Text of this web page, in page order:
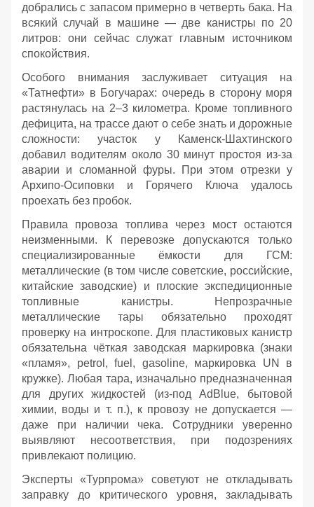
добрались с запасом примерно в четверть бака. На
всякий случай в машине — две канистры по 20
литров: они сейчас служат главным источником
спокойствия.
Особого внимания заслуживает ситуация на
«Татнефти» в Богучарах: очередь в сторону моря
растянулась на 2–3 километра. Кроме топливного
дефицита, на трассе дают о себе знать и дорожные
сложности: участок у Каменск‑Шахтинского
добавил водителям около 30 минут простоя из‑за
аварии и сломанной фуры. При этом отрезки у
Архипо‑Осиповки и Горячего Ключа удалось
проехать без пробок.
Правила провоза топлива через мост остаются
неизменными. К перевозке допускаются только
специализированные ёмкости для ГСМ:
металлические (в том числе советские, российские,
китайские заводские) и плоские экспедиционные
топливные канистры. Непрозрачные
металлические тары обязательно проходят
проверку на интроскопе. Для пластиковых канистр
обязательна чёткая заводская маркировка (знаки
«пламя», petrol, fuel, gasoline, маркировка UN в
кружке). Любая тара, изначально предназначенная
для других жидкостей (из‑под AdBlue, бытовой
химии, воды и т. п.), к провозу не допускается —
даже при наличии чека. Сотрудники уверенно
выявляют несоответствия, при подозрениях
привлекают полицию.
Эксперты «Турпрома» советуют не откладывать
заправку до критического уровня, закладывать